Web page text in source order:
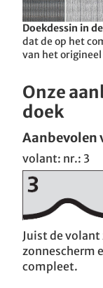
Doekdessin in
dat de op het
van het
Onze
doek
Aanbevolen
volant: nr.: 3
Juist de
zonnescherm
compleet.